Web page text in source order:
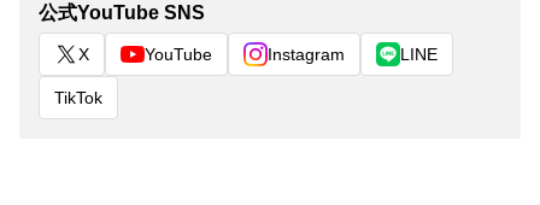
公式YouTube SNS
X YouTube Instagram LINE
TikTok